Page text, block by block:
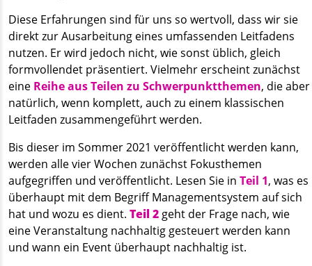
Diese Erfahrungen sind für uns so wertvoll, dass wir sie
direkt zur Ausarbeitung eines umfassenden Leitfadens
nutzen. Er wird jedoch nicht, wie sonst üblich, gleich
formvollendet präsentiert. Vielmehr erscheint zunächst
eine Reihe aus Teilen zu Schwerpunktthemen, die aber
natürlich, wenn komplett, auch zu einem klassischen
Leitfaden zusammengeführt werden.
Bis dieser im Sommer 2021 veröffentlicht werden kann,
werden alle vier Wochen zunächst Fokusthemen
aufgegriffen und veröffentlicht. Lesen Sie in Teil 1, was es
überhaupt mit dem Begriff Managementsystem auf sich
hat und wozu es dient. Teil 2 geht der Frage nach, wie
eine Veranstaltung nachhaltig gesteuert werden kann
und wann ein Event überhaupt nachhaltig ist.